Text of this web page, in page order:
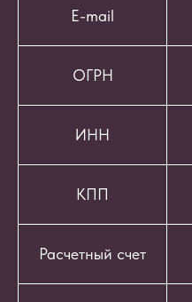
E-mail
ОГРН
ИНН
КПП
Расчетный счет